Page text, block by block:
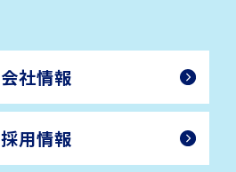
会社情報
採用情報